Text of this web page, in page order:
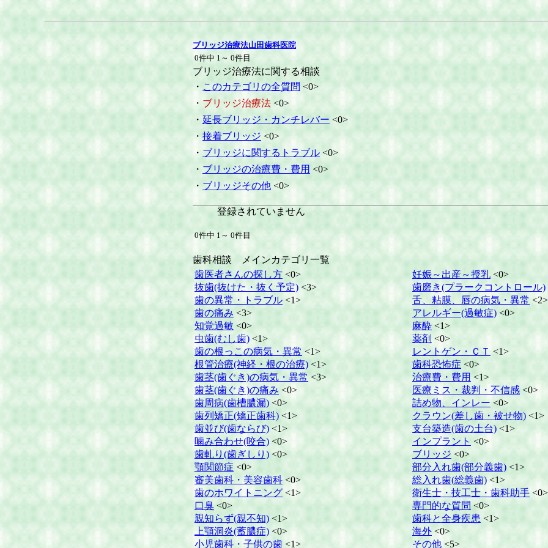
ブリッジ治療法山田歯科医院
0件中 1～ 0件目
ブリッジ治療法に関する相談
・ このカテゴリの全質問 <0>
・ ブリッジ治療法 <0>
・ 延長ブリッジ・カンチレバー <0>
・ 接着ブリッジ <0>
・ ブリッジに関するトラブル <0>
・ ブリッジの治療費・費用 <0>
・ ブリッジその他 <0>
登録されていません
0件中 1～ 0件目
歯科相談 メインカテゴリ一覧
歯医者さんの探し方 <0>
抜歯(抜けた・抜く予定) <3>
歯の異常・トラブル <1>
歯の痛み <3>
知覚過敏 <0>
虫歯(むし歯) <1>
歯の根っこの病気・異常 <1>
根管治療(神経・根の治療) <1>
歯茎(歯ぐき)の病気・異常 <3>
歯茎(歯ぐき)の痛み <0>
歯周病(歯槽膿漏) <0>
歯列矯正(矯正歯科) <1>
歯並び(歯ならび) <1>
噛み合わせ(咬合) <0>
歯軋り(歯ぎしり) <0>
顎関節症 <0>
審美歯科・美容歯科 <0>
歯のホワイトニング <1>
口臭 <0>
親知らず(親不知) <1>
上顎洞炎(蓄膿症) <0>
小児歯科・子供の歯 <1>
妊娠～出産～授乳 <0>
歯磨き(プラークコントロール)
舌、粘膜、唇の病気・異常 <2>
アレルギー(過敏症) <0>
麻酔 <1>
薬剤 <0>
レントゲン・ＣＴ <1>
歯科恐怖症 <0>
治療費・費用 <1>
医療ミス・裁判・不信感 <0>
詰め物、インレー <0>
クラウン(差し歯・被せ物) <1>
支台築造(歯の土台) <1>
インプラント <0>
ブリッジ <0>
部分入れ歯(部分義歯) <1>
総入れ歯(総義歯) <1>
衛生士・技工士・歯科助手 <0>
専門的な質問<0>
歯科と全身疾患 <1>
海外 <0>
その他 <5>